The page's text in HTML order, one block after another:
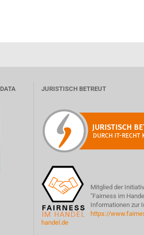
JURISTISCH BETREUT
Mitglied der
"Fairness im
Informationen zur
https://
handel.de